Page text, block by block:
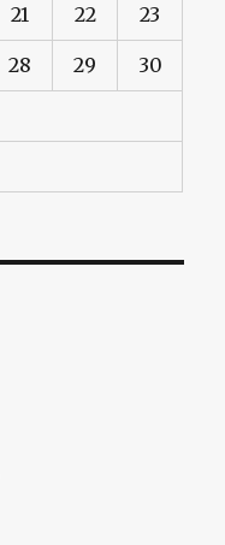
21 22 23
28 29 30